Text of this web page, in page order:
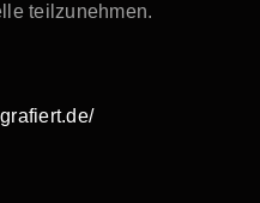
teilzunehmen.